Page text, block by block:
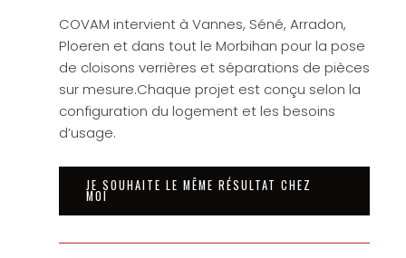
COVAM intervient à Vannes, Séné, Arradon,
Ploeren et dans tout le Morbihan pour la pose
de cloisons verrières et séparations de pièces
sur mesure.Chaque projet est conçu selon la
configuration du logement et les besoins
d’usage.
JE SOUHAITE LE MÊME RÉSULTAT CHEZ
MOI